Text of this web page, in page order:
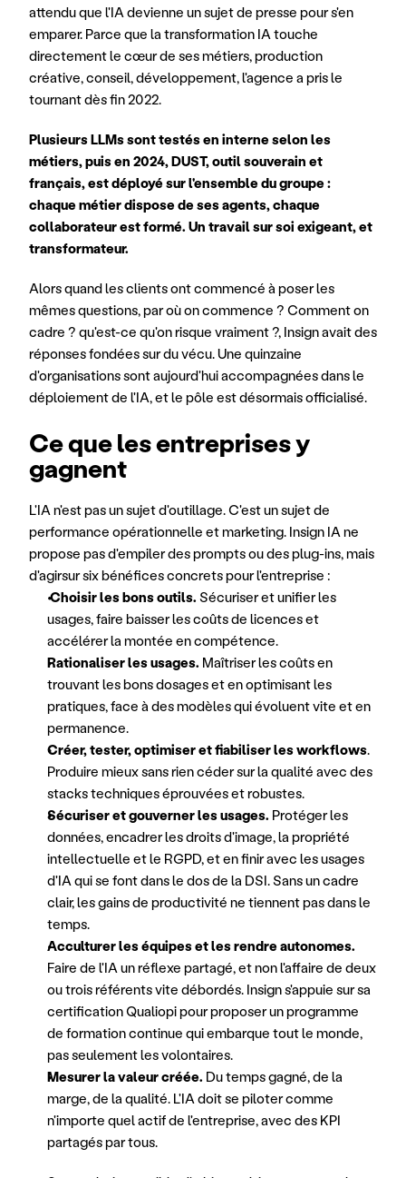
attendu que l'IA devienne un sujet de presse pour s'en
emparer. Parce que la transformation IA touche
directement le cœur de ses métiers, production
créative, conseil, développement, l'agence a pris le
tournant dès fin 2022.
Plusieurs LLMs sont testés en interne selon les
métiers, puis en 2024, DUST, outil souverain et
français, est déployé sur l'ensemble du groupe :
chaque métier dispose de ses agents, chaque
collaborateur est formé. Un travail sur soi exigeant, et
transformateur.
Alors quand les clients ont commencé à poser les
mêmes questions, par où on commence ? Comment on
cadre ? qu'est-ce qu'on risque vraiment ?, Insign avait des
réponses fondées sur du vécu. Une quinzaine
d'organisations sont aujourd'hui accompagnées dans le
déploiement de l'IA, et le pôle est désormais officialisé.
Ce que les entreprises y
gagnent
L'IA n'est pas un sujet d'outillage. C'est un sujet de
performance opérationnelle et marketing. Insign IA ne
propose pas d'empiler des prompts ou des plug-ins, mais
d'agirsur six bénéfices concrets pour l'entreprise :
Choisir les bons outils. Sécuriser et unifier les
usages, faire baisser les coûts de licences et
accélérer la montée en compétence.
Rationaliser les usages. Maîtriser les coûts en
trouvant les bons dosages et en optimisant les
pratiques, face à des modèles qui évoluent vite et en
permanence.
Créer, tester, optimiser et fiabiliser les workflows.
Produire mieux sans rien céder sur la qualité avec des
stacks techniques éprouvées et robustes.
Sécuriser et gouverner les usages. Protéger les
données, encadrer les droits d'image, la propriété
intellectuelle et le RGPD, et en finir avec les usages
d'IA qui se font dans le dos de la DSI. Sans un cadre
clair, les gains de productivité ne tiennent pas dans le
temps.
Faire de l'IA un réflexe partagé, et non l'affaire de deux
ou trois référents vite débordés. Insign s'appuie sur sa
certification Qualiopi pour proposer un programme
de formation continue qui embarque tout le monde,
pas seulement les volontaires.
Mesurer la valeur créée. Du temps gagné, de la
marge, de la qualité. L'IA doit se piloter comme
n'importe quel actif de l'entreprise, avec des KPI
partagés par tous.